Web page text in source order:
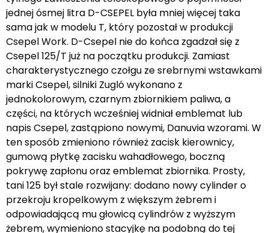
jednej ósmej litra D-CSEPEL była mniej więcej taka
sama jak w modelu T, który pozostał w produkcji
Csepel Work. D-Csepel nie do końca zgadzał się z
Csepel 125/T już na początku produkcji. Zamiast
charakterystycznego czołgu ze srebrnymi wstawkami
marki Csepel, silniki Zugló wykonano z
jednokolorowym, czarnym zbiornikiem paliwa, a
części, na których wcześniej widniał emblemat lub
napis Csepel, zastąpiono nowymi, Danuvia wzorami. W
ten sposób zmieniono również zacisk kierownicy,
gumową płytkę zacisku wahadłowego, boczną
pokrywę zapłonu oraz emblemat zbiornika. Prosty,
tani 125 był stale rozwijany: dodano nowy cylinder o
przekroju kropelkowym z większym żebrem i
odpowiadającą mu głowicą cylindrów z wyższym
żebrem, wymieniono stacyjkę na podobną do tej